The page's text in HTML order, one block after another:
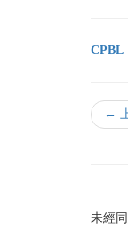
CPBL
←
未經